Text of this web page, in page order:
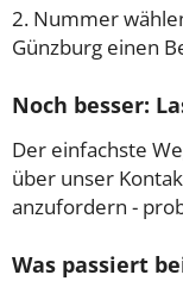
2. Nummer
Günzburg einen
Noch besser:
Der einfachste
über unser
anzufordern -
Was passiert